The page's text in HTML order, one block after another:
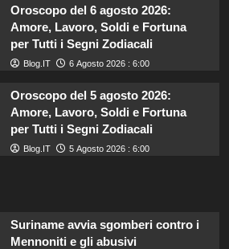
Oroscopo del 6 agosto 2026:
Amore, Lavoro, Soldi e Fortuna
per Tutti i Segni Zodiacali
Blog.IT 6 Agosto 2026 : 6:00
Oroscopo del 5 agosto 2026:
Amore, Lavoro, Soldi e Fortuna
per Tutti i Segni Zodiacali
Blog.IT 5 Agosto 2026 : 6:00
Suriname avvia sgomberi contro i
Mennoniti e gli abusivi